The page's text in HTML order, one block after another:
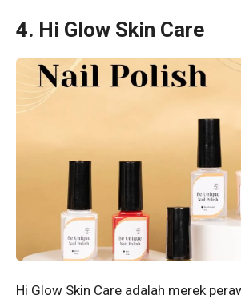
4. Hi Glow Skin Care
Hi Glow Skin Care adalah merek